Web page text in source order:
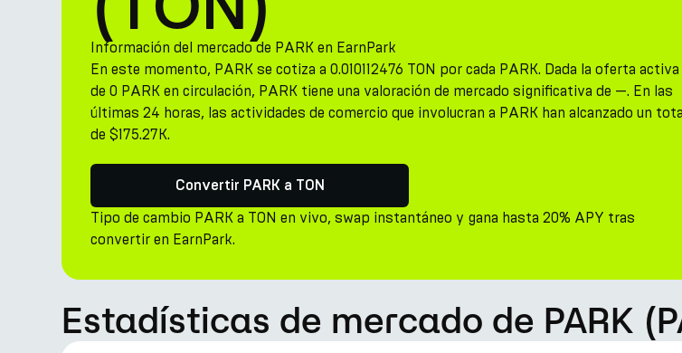
Compañía
Información del mercado de PARK en EarnPark
En este momento, PARK se cotiza a 0.010112476 TON por cada PARK. Dada la oferta activa
de 0 PARK en circulación, PARK tiene una valoración de mercado significativa de —. En las
últimas 24 horas, las actividades de comercio que involucran a PARK han alcanzado un
de $175.27K.
Convertir PARK a TON
Tipo de cambio PARK a TON en vivo, swap instantáneo y gana hasta 20% APY tras
convertir en EarnPark.
Estadísticas de mercado de PARK